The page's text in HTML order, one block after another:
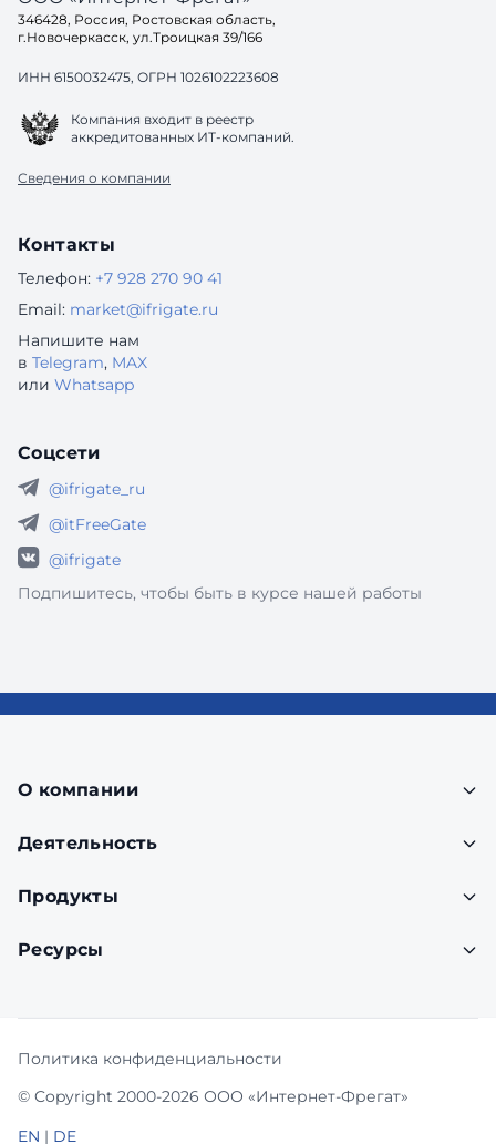
346428, Россия, Ростовская область,
г.Новочеркасск, ул.Троицкая 39/166
ИНН 6150032475, ОГРН 1026102223608
Компания входит в реестр
аккредитованных ИТ-компаний.
Сведения о компании
Контакты
Телефон: +7 928 270 90 41
Email: market@ifrigate.ru
Напишите нам
в Telegram, MAX
или Whatsapp
Соцсети
@ifrigate_ru
@itFreeGate
@ifrigate
Подпишитесь, чтобы быть в курсе нашей работы
О компании
Деятельность
Продукты
Ресурсы
© Copyright 2000-2026 ООО «Интернет-Фрегат»
EN | DE
Политика конфиденциальности